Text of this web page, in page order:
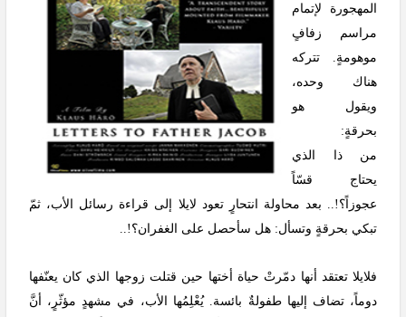
المهجورة لإتمام
مراسم زفافٍ
موهومةٍ.تتركه
هناك وحده،
ويقول هو
بحرقةٍ:
من ذا الذي
يحتاج قسّاً
عجوزاً؟!.. بعد محاولة انتحارٍ تعود لايلا إلى قراءة رسائل الأب، ثمّ
تبكي بحرقةٍ وتسأل: هل سأحصل على الغفران؟!..
فلايلا تعتقد أنها دمّرتْ حياة أختها حين قتلت زوجها الذي كان يعنّفها
دوماً، تضاف إليها طفولةٌ بائسة. يُعْلِمُها الأب، في مشهدٍ مؤثّرٍ، أنَّ